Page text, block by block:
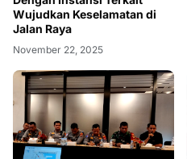
Wujudkan Keselamatan di
Jalan Raya
November 22, 2025